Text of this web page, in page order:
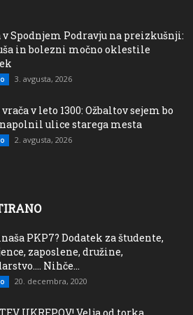
Spodnjem Podravju na preizkušnji:
in bolezni močno oklestile
3. avgusta, 2026
vrača v leto 1300: Ožbaltov sejem bo
ulice starega mesta
2. avgusta, 2026
PKP7? Dodatek za študente,
zaposlene, družine,
Nihče...
20. decembra, 2020